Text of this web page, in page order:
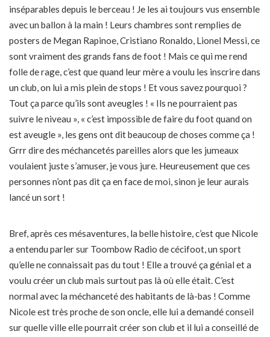
inséparables depuis le berceau ! Je les ai toujours vus ensemble
avec un ballon à la main ! Leurs chambres sont remplies de
posters de Megan Rapinoe, Cristiano Ronaldo, Lionel Messi, ce
sont vraiment des grands fans de foot ! Mais ce qui me rend
folle de rage, c’est que quand leur mère a voulu les inscrire dans
un club, on lui a mis plein de stops ! Et vous savez pourquoi ?
Tout ça parce qu’ils sont aveugles ! « Ils ne pourraient pas
suivre le niveau », « c’est impossible de faire du foot quand on
est aveugle », les gens ont dit beaucoup de choses comme ça !
Grrr dire des méchancetés pareilles alors que les jumeaux
voulaient juste s’amuser, je vous jure. Heureusement que ces
personnes n’ont pas dit ça en face de moi, sinon je leur aurais
lancé un sort !
Bref, après ces mésaventures, la belle histoire, c’est que Nicole
a entendu parler sur Toombow Radio de cécifoot, un sport
qu’elle ne connaissait pas du tout ! Elle a trouvé ça génial et a
voulu créer un club mais surtout pas là où elle était. C’est
normal avec la méchanceté des habitants de là-bas ! Comme
Nicole est très proche de son oncle, elle lui a demandé conseil
sur quelle ville elle pourrait créer son club et il lui a conseillé de